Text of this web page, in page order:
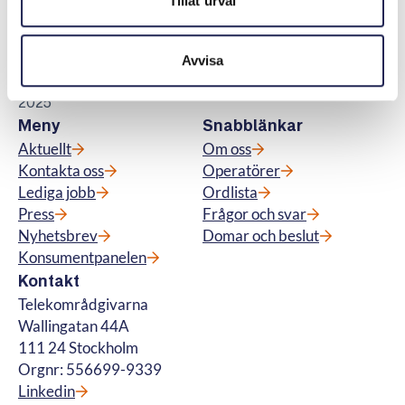
Avvisa
abonnemang för tv, telefoni, bredband samt
för fiberanslutning och vi hanterar
betalteletjänster. © Telekområdgivarna
2025
Meny
Aktuellt
Kontakta oss
Lediga jobb
Press
Nyhetsbrev
Konsumentpanelen
Snabblänkar
Om oss
Operatörer
Ordlista
Frågor och svar
Domar och beslut
Kontakt
Telekområdgivarna
Wallingatan 44A
111 24 Stockholm
Orgnr: 556699-9339
Linkedin